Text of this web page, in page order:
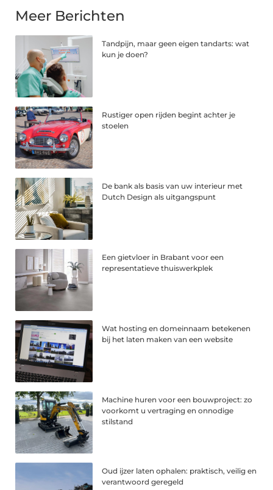
Meer Berichten
Tandpijn, maar geen eigen tandarts: wat
kun je doen?
Rustiger open rijden begint achter je
stoelen
De bank als basis van uw interieur met
Dutch Design als uitgangspunt
Een gietvloer in Brabant voor een
representatieve thuiswerkplek
Wat hosting en domeinnaam betekenen
bij het laten maken van een website
Machine huren voor een bouwproject: zo
voorkomt u vertraging en onnodige
stilstand
Oud ijzer laten ophalen: praktisch, veilig en
verantwoord geregeld